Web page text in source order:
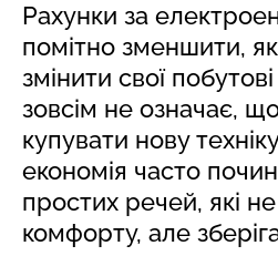
Рахунки за
помітно зменшити,
змінити свої
зовсім не означає,
купувати нову
економія часто
простих речей, які
комфорту, але